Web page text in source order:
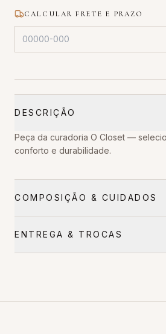
CALCULAR FRETE E PRAZO
DESCRIÇÃO
Peça da curadoria O Closet —
conforto e durabilidade.
COMPOSIÇÃO & CUIDADOS
ENTREGA & TROCAS